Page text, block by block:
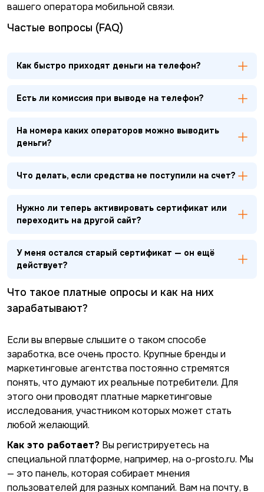
вашего оператора мобильной связи.
Частые вопросы (FAQ)
Как быстро приходят деньги на телефон?
Есть ли комиссия при выводе на телефон?
На номера каких операторов можно выводить
деньги?
Что делать, если средства не поступили на счет?
Нужно ли теперь активировать сертификат или
переходить на другой сайт?
У меня остался старый сертификат — он ещё
действует?
Что такое платные опросы и как на них
зарабатывают?
Если вы впервые слышите о таком способе
заработка, все очень просто. Крупные бренды и
маркетинговые агентства постоянно стремятся
понять, что думают их реальные потребители. Для
этого они проводят платные маркетинговые
исследования, участником которых может стать
любой желающий.
Как это работает? Вы регистрируетесь на
специальной платформе, например, на o-prosto.ru. Мы
— это панель, которая собирает мнения
пользователей для разных компаний. Вам на почту, в